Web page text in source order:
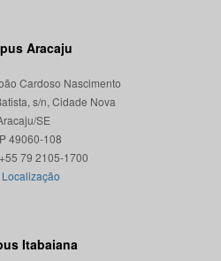
Aracaju
Cardoso Nascimento
s/n, Cidade Nova
SE
49060-108
Localização
Itabaiana